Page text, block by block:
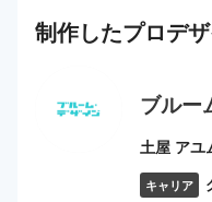
制作したプロデ
ブルー
土屋 アユ
キャリア